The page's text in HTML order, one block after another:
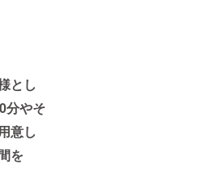
とし
分やそ
意し
を